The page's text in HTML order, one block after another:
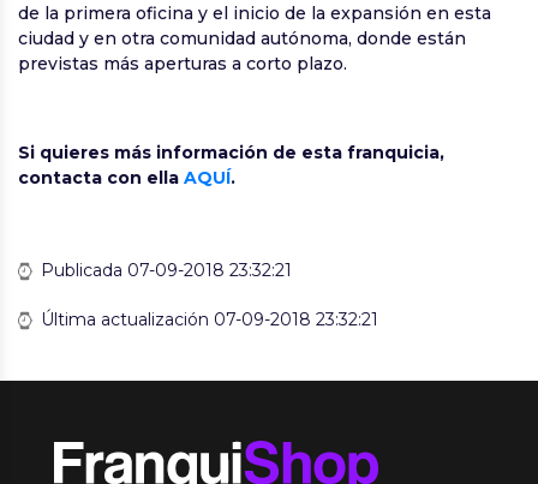
de la primera oficina y el inicio de la expansión en esta
ciudad y en otra comunidad autónoma, donde están
previstas más aperturas a corto plazo.
Si quieres más información de esta franquicia,
contacta con ella AQUÍ.
Publicada 07-09-2018 23:32:21
Última actualización 07-09-2018 23:32:21